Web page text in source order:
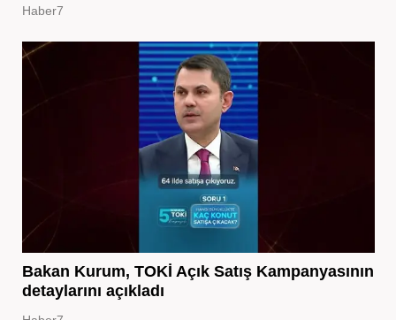
Haber7
Bakan Kurum, TOKİ Açık Satış Kampanyasının
detaylarını açıkladı